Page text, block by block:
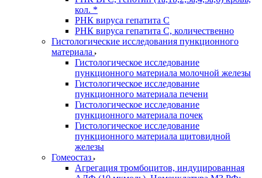
кол. *
РНК вируса гепатита C
РНК вируса гепатита C, количественно
Гистологические исследования пункционного
материала
Гистологическое исследование
пункционного материала молочной железы
Гистологическое исследование
пункционного материала печени
Гистологическое исследование
пункционного материала почек
Гистологическое исследование
пункционного материала щитовидной
железы
Гомеостаз
Агрегация тромбоцитов, индуцированная